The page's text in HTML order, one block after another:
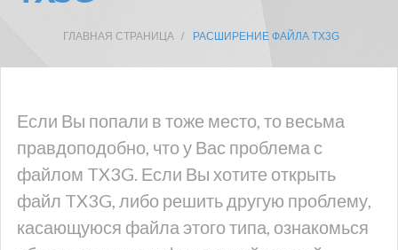
ГЛАВНАЯ СТРАНИЦА РАСШИРЕНИЕ ФАЙЛА TX3G
Если Вы попали в тоже место, то весьма
правдоподобно, что у Вас проблема с
файлом TX3G. Если Вы хотите открыть
файл TX3G, либо решить другую проблему,
касающуюся файла этого типа, ознакомься